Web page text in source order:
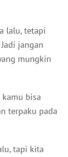
lalu, tetapi
jangan
mungkin
bisa
terpaku pada
tapi kita